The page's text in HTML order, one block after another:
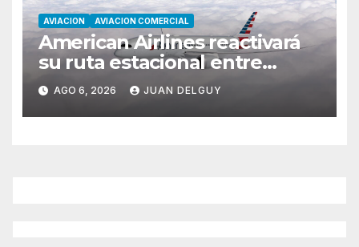
AVIACION AVIACION COMERCIAL
American Airlines reactivará
su ruta estacional entre
Miami y Montevideo con
vuelos diarios
AGO 6, 2026 JUAN DELGUY